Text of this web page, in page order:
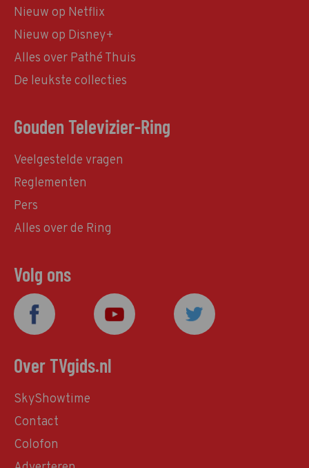
Nieuw op Netflix
Nieuw op Disney+
Alles over Pathé Thuis
De leukste collecties
Gouden Televizier-Ring
Veelgestelde vragen
Reglementen
Pers
Alles over de Ring
Volg ons
Over TVgids.nl
SkyShowtime
Contact
Colofon